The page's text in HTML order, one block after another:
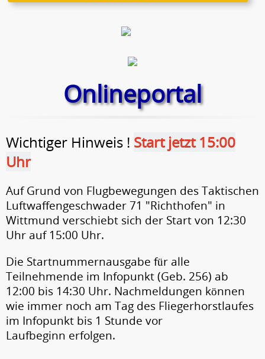
Onlineportal
Wichtiger Hinweis ! Start jetzt 15:00
Uhr
Auf Grund von Flugbewegungen des Taktischen
Luftwaffengeschwader 71 "Richthofen" in
Wittmund verschiebt sich der Start von 12:30
Uhr auf 15:00 Uhr.
Die Startnummernausgabe für alle
Teilnehmende im Infopunkt (Geb. 256) ab
12:00 bis 14:30 Uhr. Nachmeldungen können
wie immer noch am Tag des Fliegerhorstlaufes
im Infopunkt bis 1 Stunde vor
Laufbeginn erfolgen.